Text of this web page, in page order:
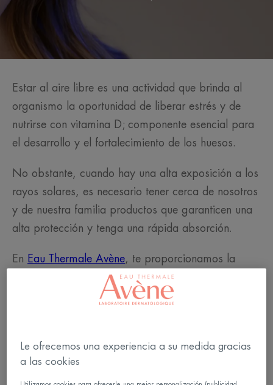
Estar al aire libre es una actividad que brinda al
organismo la oportunidad de liberar estrés y de
nutrirse con vitamina D; componente esencial para
el desarrollo y el fortalecimiento de los huesos.
No obstante, cuando hay una alta exposición a los
rayos solares, es necesario tener cerca de nosotros
y de nuestra familia productos que garanticen una
alta protección y tenga una rápida absorción.
En Eau Thermale Avène, te proporcionamos la
máxima protección delFluido Solar FPS 50+
pieles mixtas como sensibles, cuyo acabado es
De igual manera, con los protectores solares de
Avène los niños también están protegidos de los
Le ofrecemos una experiencia a su medida gracias
a las cookies